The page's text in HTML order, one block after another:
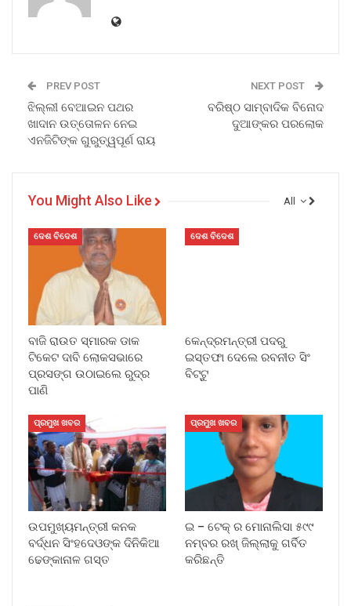
PREV POST
ଝିଲ୍ଲୀ ବେଆଇନ ପଥର
ଖାଦାନ ଉତ୍ତୋଳନ ନେଇ
ଏନଜିଟିଙ୍କ ଗୁରୁତ୍ୱପୂର୍ଣ ରାୟ
NEXT POST
ବରିଷ୍ଠ ସାମ୍ବାଦିକ ବିନୋଦ
ଦୁଆଙ୍କର ପରଲୋକ
All
You Might Also Like
ଦେଶ ବିଦେଶ
ବାଜି ରାଉତ ସ୍ମାରକ ଡାକ
ଟିକେଟ ଦାବି ଲୋକସଭାରେ
ପ୍ରସଙ୍ଗ ଉଠାଇଲେ ରୁଦ୍ର
ପାଣି
ଦେଶ ବିଦେଶ
କେନ୍ଦ୍ରମନ୍ତ୍ରୀ ପଦରୁ
ଇସ୍ତଫା ଦେଲେ ରବନୀତ ସିଂ
ବିଟ୍ଟୁ
ପ୍ରମୁଖ ଖବର
ଉପମୁଖ୍ୟମନ୍ତ୍ରୀ କନକ
ବର୍ଦ୍ଧନ ସିଂହଦେଓଙ୍କ ଦିନିକିଆ
ଢେଙ୍କାନାଳ ଗସ୍ତ
ପ୍ରମୁଖ ଖବର
ଇ – ଟେକ୍ ର ମୋନାଲିସା ୫୯୯
ନମ୍ବର ରଖ୍ ଜିଲ୍ଲାକୁ ଗର୍ବିତ
କରିଛନ୍ତି